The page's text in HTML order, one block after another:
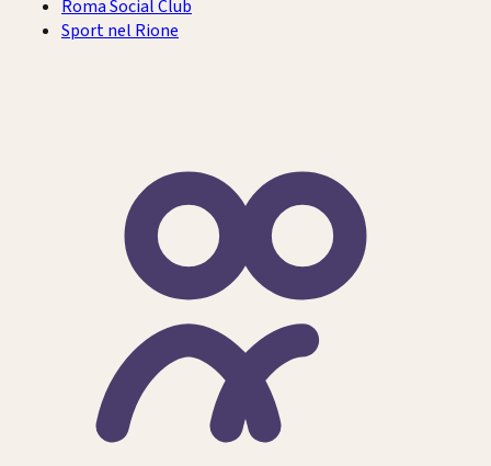
Roma Social Club
Sport nel Rione